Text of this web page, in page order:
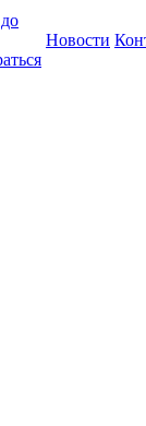
Новости